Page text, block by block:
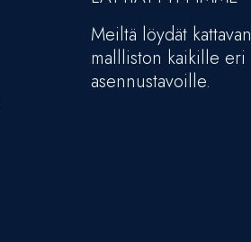
Meiltä löydät kattavan
mallliston kaikille eri
asennustavoille.